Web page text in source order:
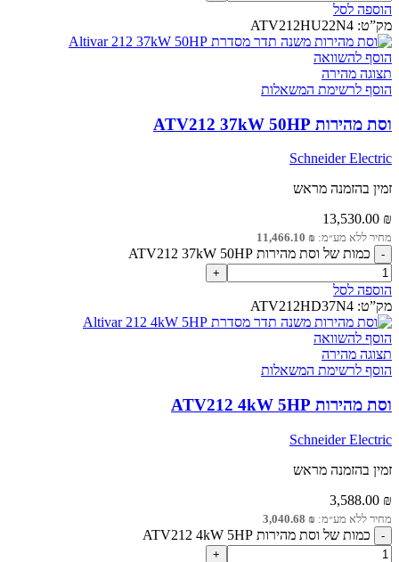
הוספה לסל
מק”ט: ATV212HU22N4
הוסף להשוואה
תצוגה מהירה
הוסף לרשימת המשאלות
וסת מהירות ATV212 37kW 50HP
Schneider Electric
זמין בהזמנה מראש
13,530.00 ₪
מחיר ללא מע״מ: 11,466.10 ₪
כמות של וסת מהירות ATV212 37kW 50HP
הוספה לסל
מק”ט: ATV212HD37N4
הוסף להשוואה
תצוגה מהירה
הוסף לרשימת המשאלות
וסת מהירות ATV212 4kW 5HP
Schneider Electric
זמין בהזמנה מראש
3,588.00 ₪
מחיר ללא מע״מ: 3,040.68 ₪
כמות של וסת מהירות ATV212 4kW 5HP